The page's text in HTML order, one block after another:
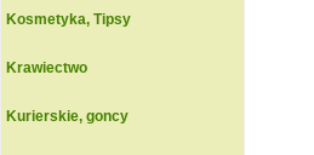
Kosmetyka, Tipsy
Krawiectwo
Kurierskie, goncy